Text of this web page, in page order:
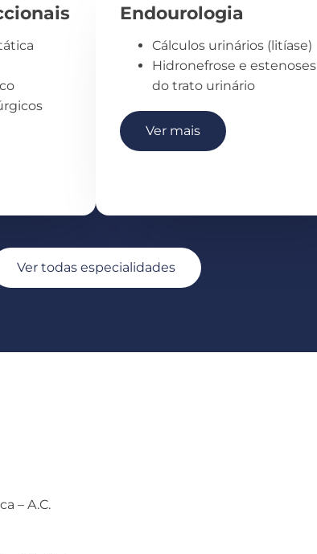
Endourologia
Cálculos urinários (litíase)
Hidronefrose e estenoses
do trato urinário
Ver mais
Ver todas especialidades
– A.C.